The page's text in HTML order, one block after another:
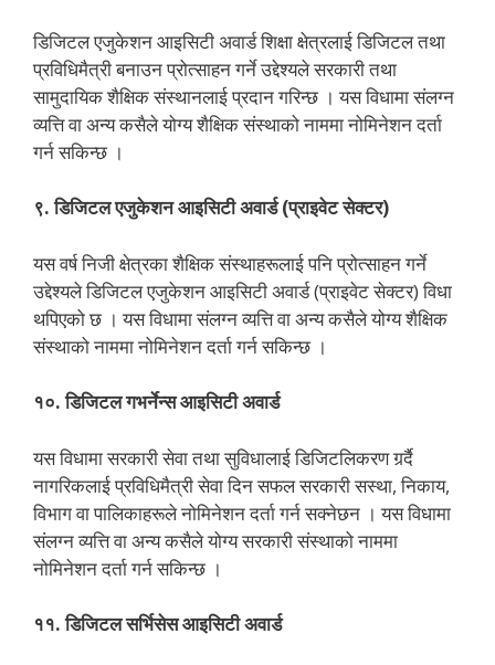
डिजिटल एजुकेशन आइसिटी अवार्ड शिक्षा क्षेत्रलाई डिजिटल तथा
प्रविधिमैत्री बनाउन प्रोत्साहन गर्ने उद्देश्यले सरकारी तथा
सामुदायिक शैक्षिक संस्थानलाई प्रदान गरिन्छ । यस विधामा संलग्न
व्यत्ति वा अन्य कसैले योग्य शैक्षिक संस्थाको नाममा नोमिनेशन दर्ता
गर्न सकिन्छ ।
९. डिजिटल एजुकेशन आइसिटी अवार्ड (प्राइवेट सेक्टर)
यस वर्ष निजी क्षेत्रका शैक्षिक संस्थाहरूलाई पनि प्रोत्साहन गर्ने
उद्देश्यले डिजिटल एजुकेशन आइसिटी अवार्ड (प्राइवेट सेक्टर) विधा
थपिएको छ । यस विधामा संलग्न व्यत्ति वा अन्य कसैले योग्य शैक्षिक
संस्थाको नाममा नोमिनेशन दर्ता गर्न सकिन्छ ।
१०. डिजिटल गभर्नेन्स आइसिटी अवार्ड
यस विधामा सरकारी सेवा तथा सुविधालाई डिजिटलिकरण गर्र्दै
नागरिकलाई प्रविधिमैत्री सेवा दिन सफल सरकारी सस्था, निकाय,
विभाग वा पालिकाहरूले नोमिनेशन दर्ता गर्न सक्नेछन । यस विधामा
संलग्न व्यत्ति वा अन्य कसैले योग्य सरकारी संस्थाको नाममा
नोमिनेशन दर्ता गर्न सकिन्छ ।
११. डिजिटल सर्भिसेस आइसिटी अवार्ड